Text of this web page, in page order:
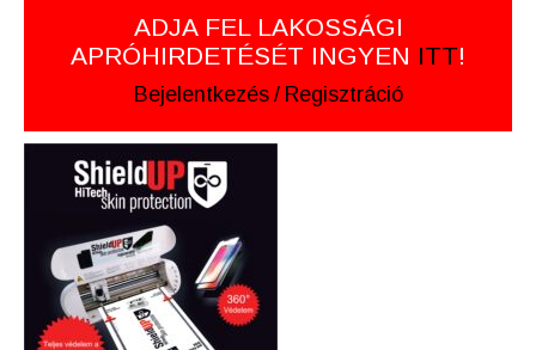
ADJA FEL LAKOSSÁGI
APRÓHIRDETÉSÉT INGYEN ITT!
Bejelentkezés / Regisztráció